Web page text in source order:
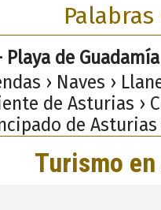
de Guadamía
› Naves ›
de Asturias ›
de Asturias